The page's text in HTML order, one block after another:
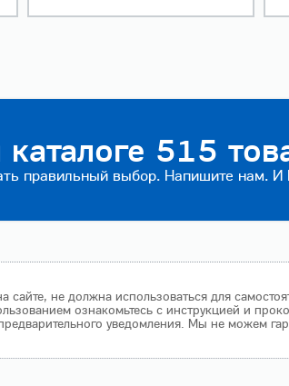
515
правильный выбор. Напишите нам. И
сайте, не должна использоваться для
ознакомьтесь с инструкцией и
уведомления. Мы не можем